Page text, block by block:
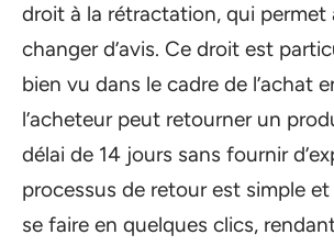
droit à la rétractation, qui permet
changer d’avis. Ce droit est
bien vu dans le cadre de l’achat
l’acheteur peut retourner un
délai de 14 jours sans fournir
processus de retour est simple
se faire en quelques clics,